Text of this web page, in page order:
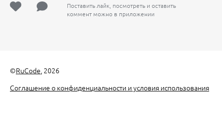
Поставить лайк, посмотреть и оставить
коммент можно в приложении
©RuCode, 2026
Соглашение о конфиденциальности и условия использования